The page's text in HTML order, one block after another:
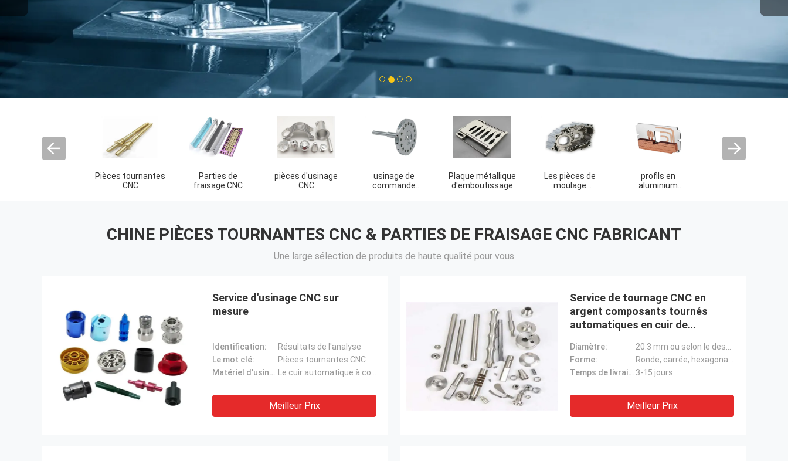
1 2 3 4
Disque à chaleur
en céramique
protection
thermique de
Finition de surface
d'usinage
Soudure de tôle
Fabrication à
partir de feuilles
Services de
coulée sous vide
service
d'impression 3D
CHINE PIÈCES TOURNANTES CNC & PARTIES DE FRAISAGE CNC FABRICANT
Une large sélection de produits de haute qualité pour vous
Service d'usinage CNC sur
mesure
Identification:
Résultats de l'analyse
Le mot clé:
Pièces tournantes CNC
Matériel d'usinage:
Le cuir automatique à commande numérique
Meilleur Prix
Service de tournage CNC en
argent composants tournés
automatiques en cuir de
Diamètre:
20.3 mm ou selon le dessin
Forme:
Ronde, carrée, hexagonale, personnalisée
Temps de livraison rapide: 3-15 jours
Meilleur Prix